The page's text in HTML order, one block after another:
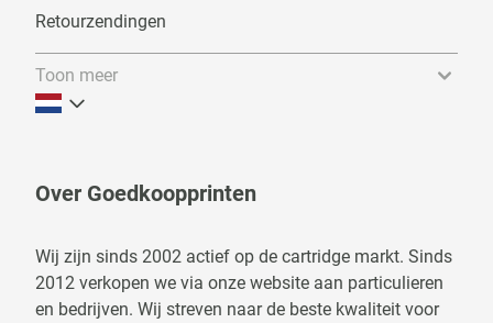
Retourzendingen
Toon meer
Over Goedkoopprinten
Wij zijn sinds 2002 actief op de cartridge markt. Sinds
2012 verkopen we via onze website aan particulieren
en bedrijven. Wij streven naar de beste kwaliteit voor